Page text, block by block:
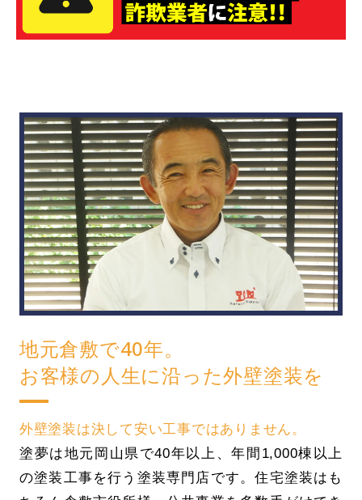
地元倉敷で40年。
お客様の人生に沿った外壁塗装を
外壁塗装は決して安い工事ではありません。
塗夢は地元岡山県で40年以上、年間1,000棟以上
の塗装工事を行う塗装専門店です。住宅塗装はも